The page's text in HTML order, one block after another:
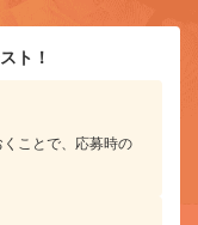
ト！
ことで、応募時の